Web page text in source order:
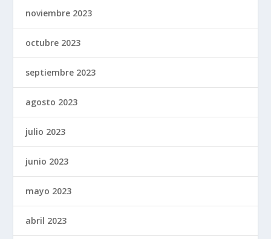
noviembre 2023
octubre 2023
septiembre 2023
agosto 2023
julio 2023
junio 2023
mayo 2023
abril 2023